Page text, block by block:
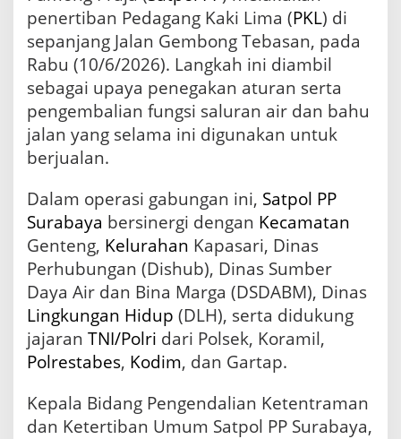
b
o
n
g
e
b
a
s
,
K
e
m
b
l
i
k
n
u
n
penertiban Pedagang Kaki Lima (PKL) di
sepanjang Jalan Gembong Tebasan, pada
Rabu (10/6/2026). Langkah ini diambil
sebagai upaya penegakan aturan serta
pengembalian fungsi saluran air dan bahu
jalan yang selama ini digunakan untuk
berjualan.
Dalam operasi gabungan ini, Satpol PP
Surabaya bersinergi dengan Kecamatan
Genteng, Kelurahan Kapasari, Dinas
Perhubungan (Dishub), Dinas Sumber
Daya Air dan Bina Marga (DSDABM), Dinas
Lingkungan Hidup (DLH), serta didukung
jajaran TNI/Polri dari Polsek, Koramil,
Polrestabes, Kodim, dan Gartap.
Kepala Bidang Pengendalian Ketentraman
dan Ketertiban Umum Satpol PP Surabaya,